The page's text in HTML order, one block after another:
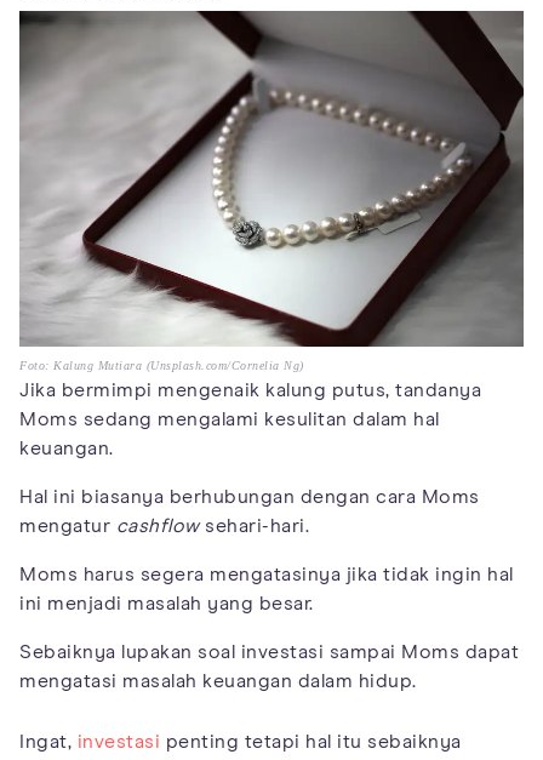
Foto: Kalung Mutiara (Unsplash.com/Cornelia Ng)
Jika bermimpi mengenaik kalung putus, tandanya
Moms sedang mengalami kesulitan dalam hal
keuangan.
Hal ini biasanya berhubungan dengan cara Moms
mengatur cashflowsehari-hari.
Moms harus segera mengatasinya jika tidak ingin hal
ini menjadi masalah yang besar.
Sebaiknya lupakan soal investasi sampai Moms dapat
mengatasi masalah keuangan dalam hidup.
Ingat, investasi penting tetapi hal itu sebaiknya